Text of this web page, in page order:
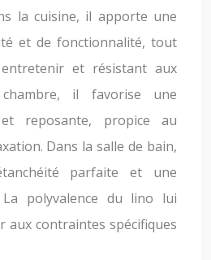
la cuisine, il apporte une
et de fonctionnalité, tout
et résistant aux
il favorise une
reposante, propice au
Dans la salle de bain,
parfaite et une
polyvalence du lino lui
aux contraintes spécifiques